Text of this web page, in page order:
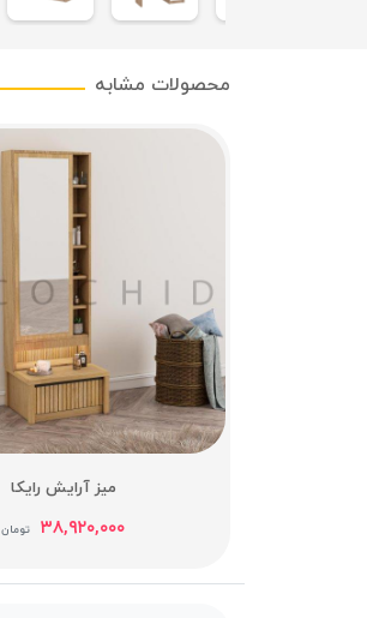
محصولات مشابه
میز آرایش رایکا
۳۸,۹۲۰,۰۰۰ تومان